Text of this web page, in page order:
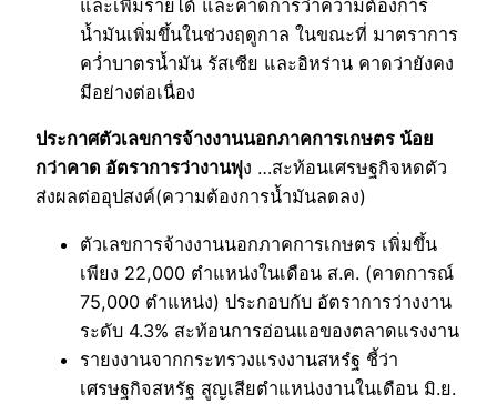
และเพิ่มรายได้ และคาดการว่าความต้องการ
น้ำมันเพิ่มขึ้นในช่วงฤดูกาล ในขณะที่ มาตราการ
คว่ำบาตรน้ำมัน รัสเซีย และอิหร่าน คาดว่ายังคง
มีอย่างต่อเนื่อง
ประกาศตัวเลขการจ้างงานนอกภาคการเกษตร น้อย
กว่าคาด อัตราการว่างานพุ่ง …สะท้อนเศรษฐกิจหดตัว
ส่งผลต่ออุปสงค์(ความต้องการน้ำมันลดลง)
ตัวเลขการจ้างงานนอกภาคการเกษตร เพิ่มขึ้น
เพียง 22,000 ตำแหน่งในเดือน ส.ค. (คาดการณ์
75,000 ตำแหน่ง) ประกอบกับ อัตราการว่างงาน
ระดับ 4.3% สะท้อนการอ่อนแอของตลาดแรงงาน
รายงงานจากกระทรวงแรงงานสหรํฐ ชี้ว่า
เศรษฐกิจสหรัฐ สูญเสียตำแหน่งงานในเดือน มิ.ย.